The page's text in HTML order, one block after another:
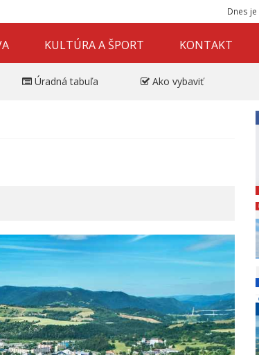
Dnes je
KULTÚRA A ŠPORT KONTAKT
Úradná tabuľa Ako vybaviť